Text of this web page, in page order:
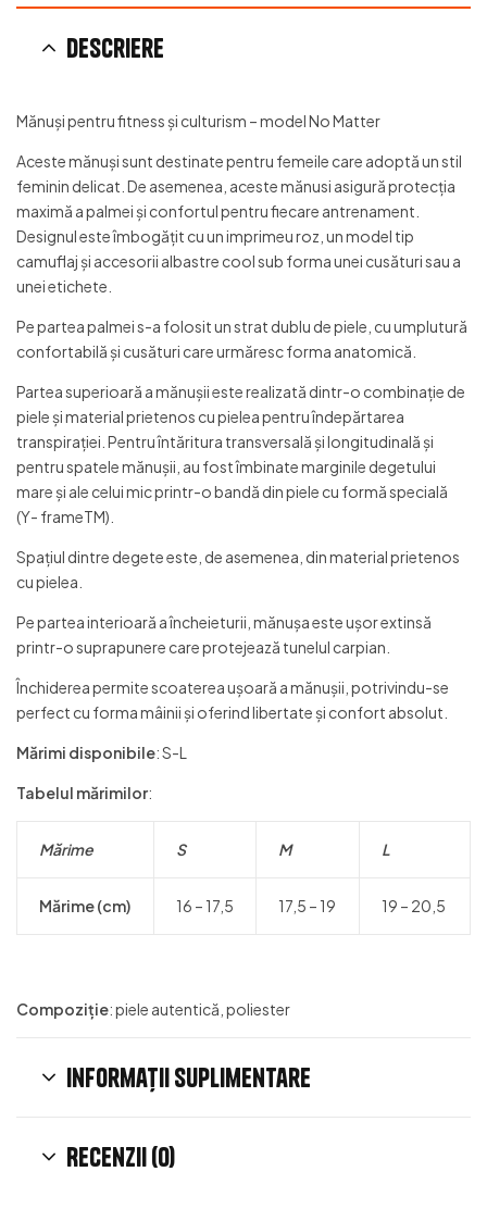
Descriere
Mănuși pentru fitness și culturism – model No Matter
Aceste mănuși sunt destinate pentru femeile care adoptă un stil
feminin delicat. De asemenea, aceste mănusi asigură protecția
maximă a palmei și confortul pentru fiecare antrenament.
Designul este îmbogățit cu un imprimeu roz, un model tip
camuflaj și accesorii albastre cool sub forma unei cusături sau a
unei etichete.
Pe partea palmei s-a folosit un strat dublu de piele, cu umplutură
confortabilă și cusături care urmăresc forma anatomică.
Partea superioară a mănușii este realizată dintr-o combinație de
piele și material prietenos cu pielea pentru îndepărtarea
transpirației. Pentru întăritura transversală și longitudinală și
pentru spatele mănușii, au fost îmbinate marginile degetului
mare și ale celui mic printr-o bandă din piele cu formă specială
(Y- frameTM).
Spațiul dintre degete este, de asemenea, din material prietenos
cu pielea.
Pe partea interioară a încheieturii, mănușa este ușor extinsă
printr-o suprapunere care protejează tunelul carpian.
Închiderea permite scoaterea ușoară a mănușii, potrivindu-se
perfect cu forma mâinii și oferind libertate și confort absolut.
Mărimi disponibile: S-L
Tabelul mărimilor:
Mărime S M L
Mărime (cm) 16 – 17,5 17,5 – 19 19 – 20,5
Compoziție: piele autentică, poliester
Informații suplimentare
Recenzii (0)